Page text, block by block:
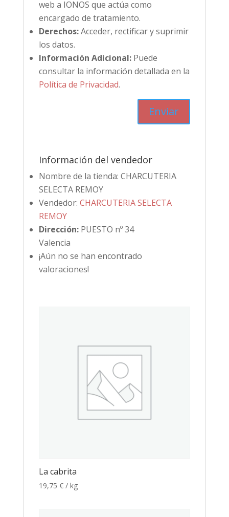
web a IONOS que actúa como
encargado de tratamiento.
Derechos:Acceder, rectificar y suprimir
los datos.
Información Adicional:Puede
consultar la información detallada en la
Política de Privacidad.
Información del vendedor
Nombre de la tienda: CHARCUTERIA
SELECTA REMOY
Vendedor: CHARCUTERIA SELECTA
REMOY
Dirección: PUESTO nº 34
Valencia
¡Aún no se han encontrado
valoraciones!
La cabrita
19,75 € / kg